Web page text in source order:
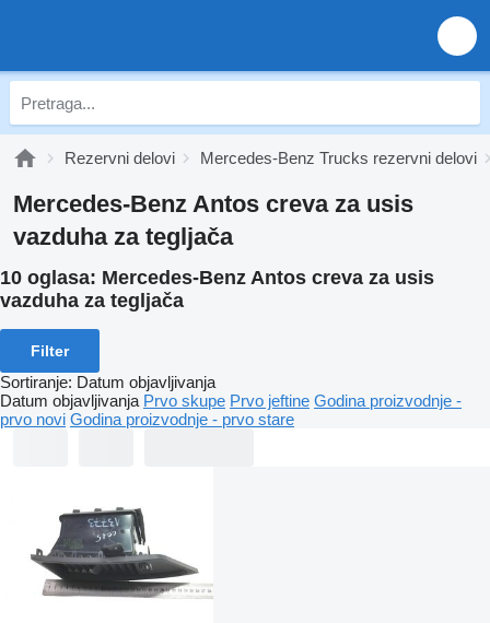
Rezervni delovi Mercedes-Benz Trucks rezervni delovi
Mercedes-Benz Antos creva za usis
vazduha za tegljača
10 oglasa: Mercedes-Benz Antos creva za usis
vazduha za tegljača
Filter
Sortiranje: Datum objavljivanja
Datum objavljivanja Prvo skupe Prvo jeftine Godina proizvodnje -
prvo novi Godina proizvodnje - prvo stare